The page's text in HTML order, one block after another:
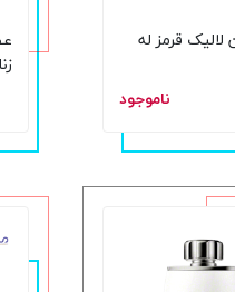
لالیک قرمز له
ناموجود